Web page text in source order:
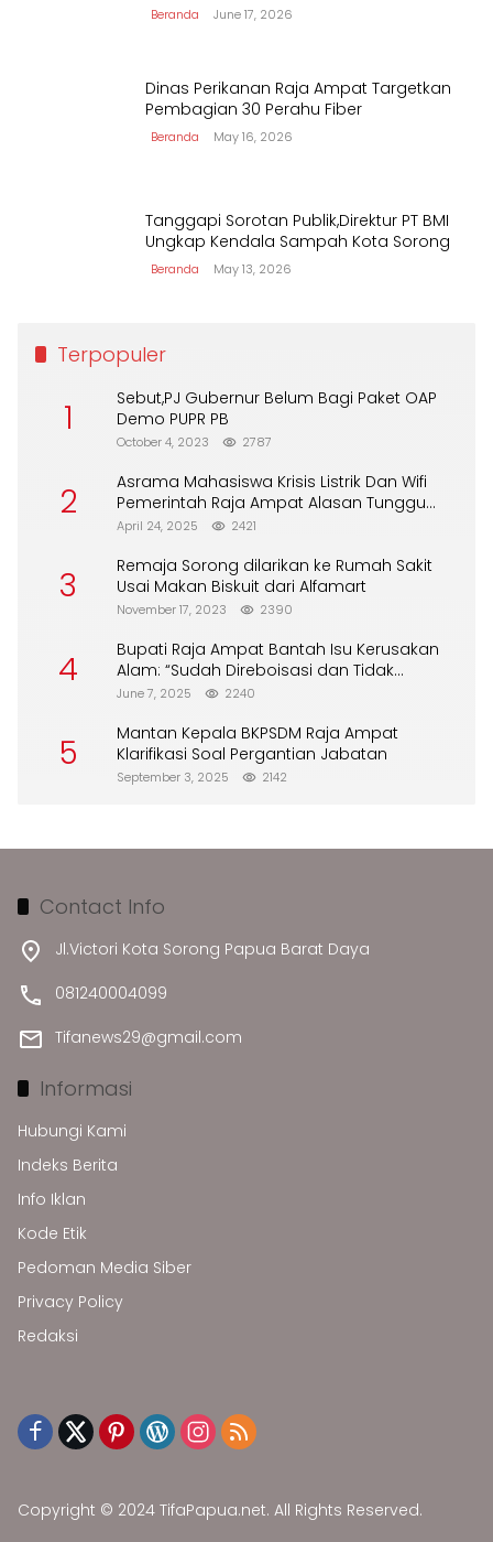
Beranda June 17, 2026
Dinas Perikanan Raja Ampat Targetkan
Pembagian 30 Perahu Fiber
Beranda May 16, 2026
Tanggapi Sorotan Publik,Direktur PT BMI
Ungkap Kendala Sampah Kota Sorong
Beranda May 13, 2026
Terpopuler
1
Sebut,PJ Gubernur Belum Bagi Paket OAP
Demo PUPR PB
October 4, 2023 2787
2
Asrama Mahasiswa Krisis Listrik Dan Wifi
Pemerintah Raja Ampat Alasan Tunggu
DPA
April 24, 2025 2421
3
Remaja Sorong dilarikan ke Rumah Sakit
Usai Makan Biskuit dari Alfamart
November 17, 2023 2390
4
Bupati Raja Ampat Bantah Isu Kerusakan
Alam: “Sudah Direboisasi dan Tidak
Merusak Lingkungan”
June 7, 2025 2240
5
Mantan Kepala BKPSDM Raja Ampat
Klarifikasi Soal Pergantian Jabatan
September 3, 2025 2142
Contact Info
Jl.Victori Kota Sorong Papua Barat Daya
081240004099
Tifanews29@gmail.com
Informasi
Hubungi Kami
Indeks Berita
Info Iklan
Kode Etik
Pedoman Media Siber
Privacy Policy
Redaksi
Copyright © 2024 TifaPapua.net. All Rights Reserved.